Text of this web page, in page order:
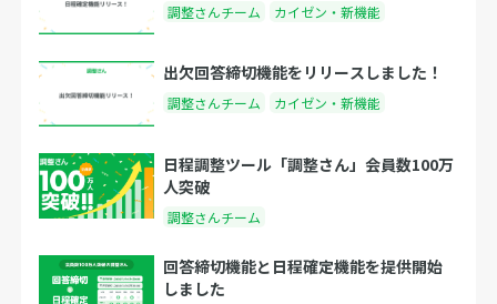
調整さんチーム カイゼン・新機能
出欠回答締切機能をリリースしました！
調整さんチーム カイゼン・新機能
日程調整ツール「調整さん」会員数100万
人突破
調整さんチーム
回答締切機能と日程確定機能を提供開始
しました